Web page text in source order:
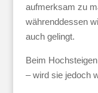
aufmerksam zu
währenddessen
auch gelingt.
Beim
– wird sie jedoch